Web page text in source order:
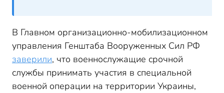
В Главном организационно-мобилизационном
управления Генштаба Вооруженных Сил РФ
заверили, что военнослужащие срочной
службы принимать участия в специальной
военной операции на территории Украины,